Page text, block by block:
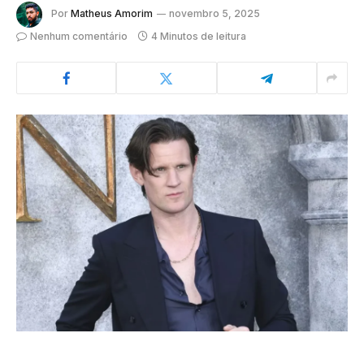
Por Matheus Amorim
novembro 5, 2025
Nenhum comentário
4 Minutos de leitura